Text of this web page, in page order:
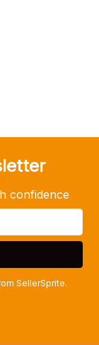
confidence
SellerSprite.